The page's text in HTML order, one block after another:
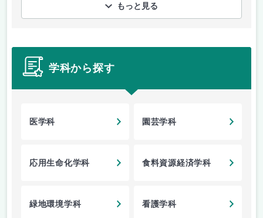
もっと見る
学科から探す
医学科 園芸学科
応用生命化学科 食料資源経済学科
緑地環境学科 看護学科